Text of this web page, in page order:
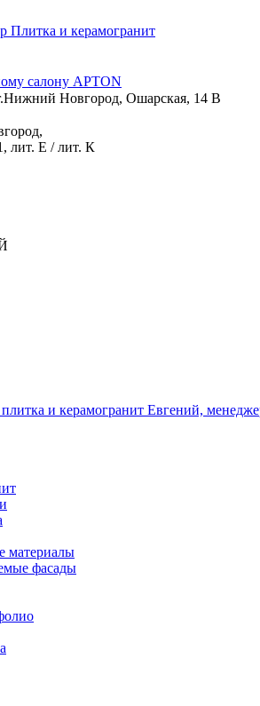
Плитка и керамогранит
Новгород, Ошарская, 14 В
лит. Е / лит. К
и керамогранит Евгений,
материалы
фасады